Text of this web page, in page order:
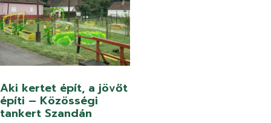
Aki kertet épít, a jövőt
építi – Közösségi
tankert Szandán